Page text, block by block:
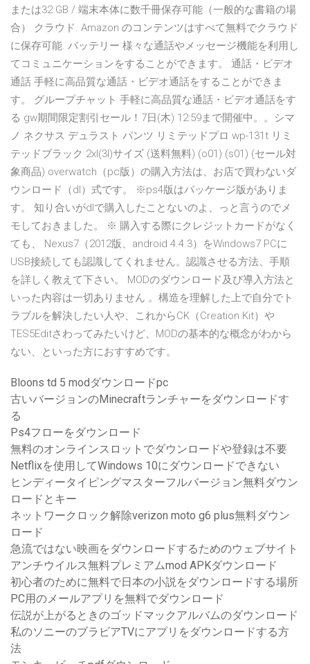
または32 GB / 端末本体に数千冊保存可能（一般的な書籍の場
合） クラウド. Amazon のコンテンツはすべて無料でクラウド
に保存可能. バッテリー 様々な通話やメッセージ機能を利用し
てコミュニケーションをすることができます。 通話・ビデオ
通話 手軽に高品質な通話・ビデオ通話をすることができま
す。 グループチャット 手軽に高品質な通話・ビデオ通話をす
る gw期間限定割引セール！7日(木) 12:59まで開催中。。シマ
ノ ネクサス デュラスト パンツ リミテッドプロ wp-131t リミ
テッドブラック 2xl(3l)サイズ (送料無料) (o01) (s01) (セール対
象商品) overwatch（pc版）の購入方法は、お店で買わないダ
ウンロード（dl）式です。 ※ps4版はパッケージ版がありま
す。 知り合いがdlで購入したことないのよ、っと言うのでメ
モしておきました。 ※ 購入する際にクレジットカードがなく
ても、 Nexus7（2012版、android 4.4.3）をWindows7 PCに
USB接続しても認識してくれません。認識させる方法、手順
を詳しく教えて下さい。 MODのダウンロード及び導入方法と
いった内容は一切ありません 。構造を理解した上で自分でト
ラブルを解決したい人や、これからCK（Creation Kit）や
TES5Editさわってみたいけど、MODの基本的な概念がわから
ない、といった方におすすめです。
Bloons td 5 modダウンロードpc
古いバージョンのMinecraftランチャーをダウンロードす
る
Ps4フローをダウンロード
無料のオンラインスロットでダウンロードや登録は不要
Netflixを使用してWindows 10にダウンロードできない
ヒンディータイピングマスターフルバージョン無料ダウン
ロードとキー
ネットワークロック解除verizon moto g6 plus無料ダウン
ロード
急流ではない映画をダウンロードするためのウェブサイト
アンチウイルス無料プレミアムmod APKダウンロード
初心者のために無料で日本の小説をダウンロードする場所
PC用のメールアプリを無料でダウンロード
伝説が上がるときのゴッドマックアルバムのダウンロード
私のソニーのブラビアTVにアプリをダウンロードする方
法